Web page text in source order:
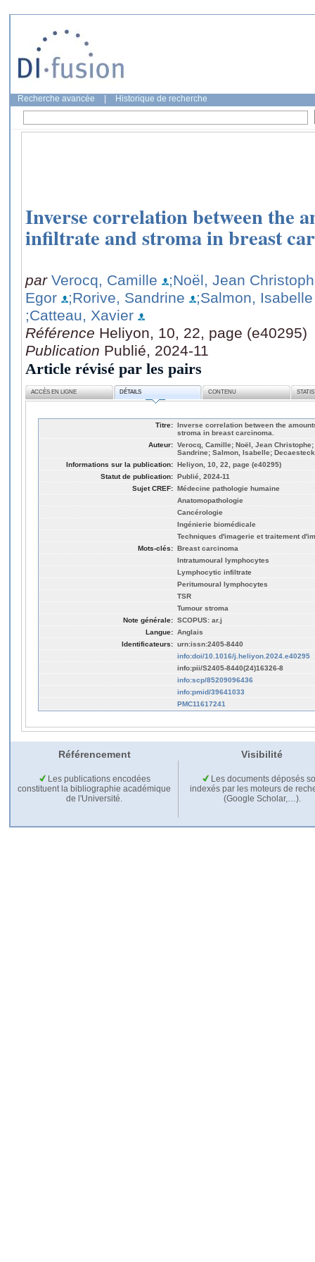
Recherche avancée Historique de recherche
Inverse correlation between the
infiltrate and stroma in breast
par Verocq, Camille
;Noël, Jean
Egor
;Rorive, Sandrine
;Salmon, Isabelle
;Catteau, Xavier
Référence Heliyon, 10, 22, page (e40295)
Publication Publié, 2024-11
Article révisé par les pairs
ACCÈS EN LIGNE DÉTAILS CONTENU
Titre: Inverse correlation between the
stroma in breast carcinoma.
Auteur: Verocq, Camille; Noël, Jean
Sandrine; Salmon, Isabelle;
Informations sur la publication: Heliyon, 10, 22, page (e40295)
Statut de publication: Publié, 2024-11
Sujet CREF: Médecine pathologie humaine
Anatomopathologie
Cancérologie
Ingénierie biomédicale
Techniques d'imagerie et traitement
Mots-clés: Breast carcinoma
Intratumoural lymphocytes
Lymphocytic infiltrate
Peritumoural lymphocytes
TSR
Tumour stroma
Note générale: SCOPUS: ar.j
Langue: Anglais
Identificateurs: urn:issn:2405-8440
info:doi/10.1016/j.heliyon.2024.e40295
info:pii/S2405-8440(24)16326-8
info:scp/85209096436
info:pmid/39641033
PMC11617241
Référencement Visibilité
Les publications encodées
constituent la bibliographie académique
de l'Université.
Les documents déposés
indexés par les moteurs de
(Google Scholar,…).